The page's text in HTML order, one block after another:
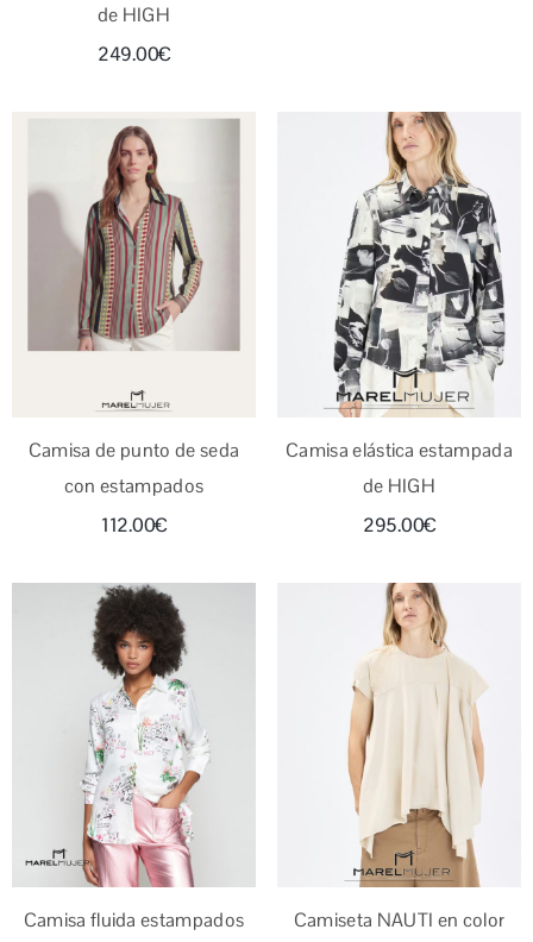
de HIGH
249.00€
Camisa de punto de seda
con estampados
112.00€
Camisa elástica estampada
de HIGH
295.00€
Camisa fluida estampados Camiseta NAUTI en color